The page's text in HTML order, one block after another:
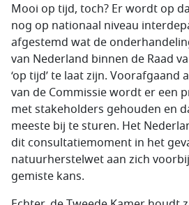
Mooi op tijd, toch? Er wordt op
nog op nationaal niveau
afgestemd wat de
van Nederland binnen de Raad
‘op tijd’ te laat zijn. Voorafgaand
van de Commissie wordt er een
met stakeholders gehouden en
meeste bij te sturen. Het
dit consultatiemoment in het
natuurherstelwet aan zich
gemiste kans.